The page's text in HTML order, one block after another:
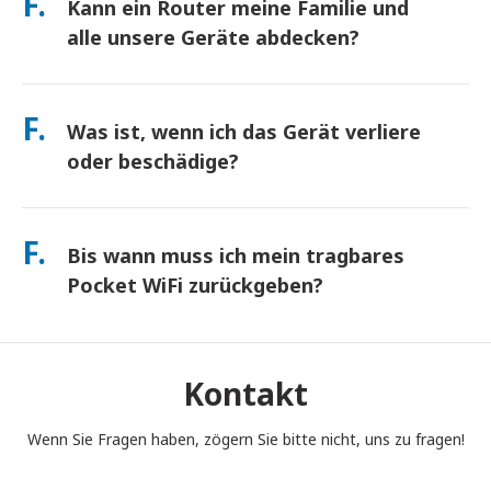
nächsten Tag an. Wenn Sie sich nicht sicher sind, kontaktieren
Sie uns, und wir bestätigen die schnellste Option für Ihre
Region.
Kann ein Router meine Familie und
alle unsere Geräte abdecken?
verbinden Sie bis zu 10 Geräte gleichzeitig (Telefone, Tablets,
kostenlose Powerbank für den ganztägigen Gebrauch bei.
F.
Was ist, wenn ich das Gerät verliere
oder beschädige?
Sie können beim Checkout eine Versicherung hinzufügen, um
Ersatzgebühr an. Wenn etwas passiert, kontaktieren Sie uns
sofort – wir helfen Ihnen, verbunden zu bleiben.
F.
Bis wann muss ich mein tragbares
Pocket WiFi zurückgeben?
Postkasten einwerfen. Bei verspäteter Rückgabe werden
Ihnen Gebühren berechnet.Kontakt
Wenn Sie Fragen haben, zögern Sie bitte nicht, uns zu fragen!